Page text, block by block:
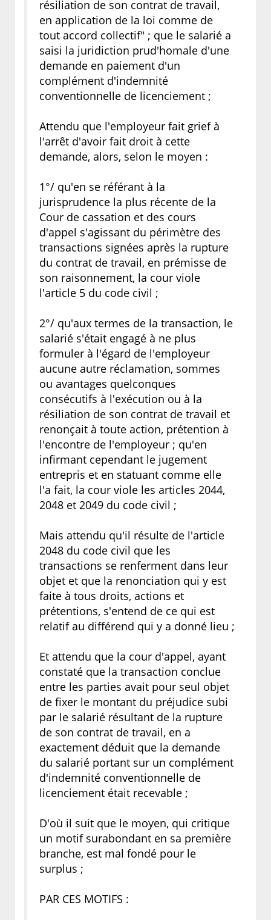
résiliation de son contrat de travail,
en application de la loi comme de
tout accord collectif" ; que le salarié a
saisi la juridiction prud'homale d'une
demande en paiement d'un
complément d'indemnité
conventionnelle de licenciement ;
Attendu que l'employeur fait grief à
l'arrêt d'avoir fait droit à cette
demande, alors, selon le moyen :
1°/ qu'en se référant à la
jurisprudence la plus récente de la
Cour de cassation et des cours
d'appel s'agissant du périmètre des
transactions signées après la rupture
du contrat de travail, en prémisse de
son raisonnement, la cour viole
l'article 5 du code civil ;
2°/ qu'aux termes de la transaction, le
salarié s'était engagé à ne plus
formuler à l'égard de l'employeur
aucune autre réclamation, sommes
ou avantages quelconques
consécutifs à l'exécution ou à la
résiliation de son contrat de travail et
renonçait à toute action, prétention à
l'encontre de l'employeur ; qu'en
infirmant cependant le jugement
entrepris et en statuant comme elle
l'a fait, la cour viole les articles 2044,
2048 et 2049 du code civil ;
Mais attendu qu'il résulte de l'article
2048 du code civil que les
transactions se renferment dans leur
objet et que la renonciation qui y est
faite à tous droits, actions et
prétentions, s'entend de ce qui est
relatif au différend qui y a donné lieu ;
Et attendu que la cour d'appel, ayant
constaté que la transaction conclue
entre les parties avait pour seul objet
de fixer le montant du préjudice subi
par le salarié résultant de la rupture
de son contrat de travail, en a
exactement déduit que la demande
du salarié portant sur un complément
d'indemnité conventionnelle de
licenciement était recevable ;
D'où il suit que le moyen, qui critique
un motif surabondant en sa première
branche, est mal fondé pour le
surplus ;
PAR CES MOTIFS :